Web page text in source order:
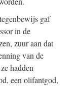
gaf
in de
zuur aan dat
van de
hadden
een olifantgod,